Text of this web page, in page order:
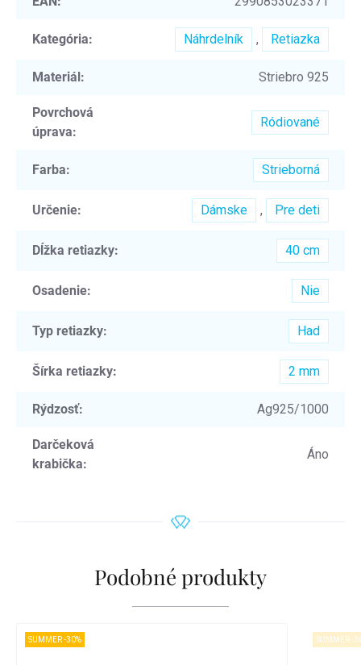
Kategória: Náhrdelník , Retiazka
Materiál: Striebro 925
Povrchová
úprava:
Ródiované
Farba: Strieborná
Určenie: Dámske , Pre deti
Dĺžka retiazky: 40 cm
Osadenie: Nie
Typ retiazky: Had
Šírka retiazky: 2 mm
Rýdzosť: Ag925/1000
Darčeková
krabička:
Áno
Podobné produkty
SUMMER -30% SUMMER -